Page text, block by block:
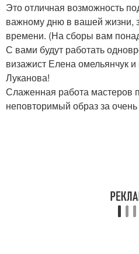
Это отличная возможность
важному дню в вашей жизни,
времени. (На сборы вам
С вами будут работать
визажист Елена омельянчук
Луканова!
Слаженная работа мастеров
неповторимый образ за